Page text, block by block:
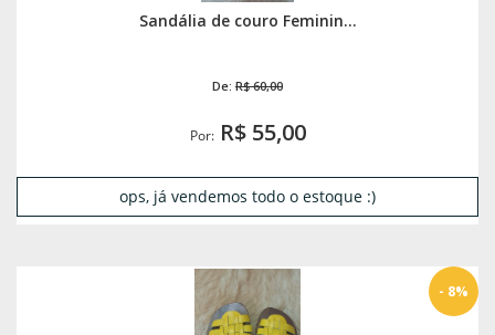
Sandália de couro Feminin...
De: R$ 60,00
Por:R$ 55,00
ops, já vendemos todo o estoque :)
- 8%